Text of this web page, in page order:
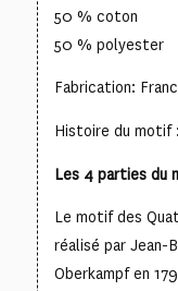
50 % coton
50 % polyester
Fabrication:
Histoire du motif :
Les 4 parties du
Le motif des
réalisé par Jean-
Oberkampf en